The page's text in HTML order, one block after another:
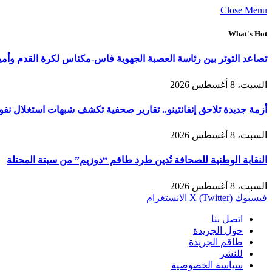
Close Menu
What's Hot
تصاعد التوتر بين رئاسة العصبة الجهوية فاس-مكناس لكرة القدم
السبت، 8 أغسطس 2026
أزمة جديدة تلاحق إنفانتينو.. تقارير صحفية تكشف شبهات استغلال
السبت، 8 أغسطس 2026
النقابة الوطنية للصحافة تُدين طرد طاقم “دوزيم” من سبتة المحتلة
السبت، 8 أغسطس 2026
فيسبوك X (Twitter) الانستغرام
اتصل بنا
حول الجريدة
طاقم الجريدة
للنشر
سياسة الخصوصية